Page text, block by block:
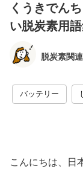
くうきでん
い脱炭素用
脱炭素関
バッテリー
こんにちは、日